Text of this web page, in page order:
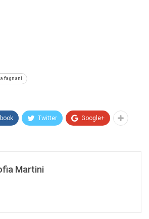
fagnani
Twitter Google+
Martini